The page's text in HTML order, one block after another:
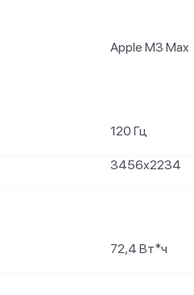
Apple M3 Max
120 Гц
3456x2234
72,4 Вт*ч